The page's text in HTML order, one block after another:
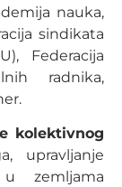
nauka,
sindikata
Federacija
radnika,
kolektivnog
upravljanje
zemljama